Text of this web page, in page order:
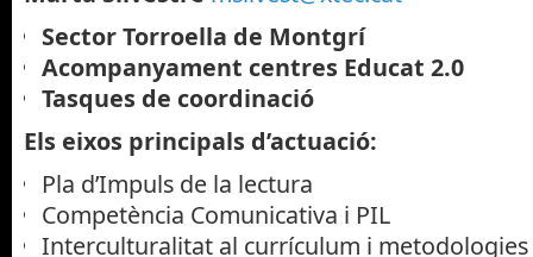
Sector Torroella de Montgrí
Acompanyament centres Educat 2.0
Tasques de coordinació
Els eixos principals d’actuació:
Pla d’Impuls de la lectura
Competència Comunicativa i PIL
Interculturalitat al currículum i metodologies